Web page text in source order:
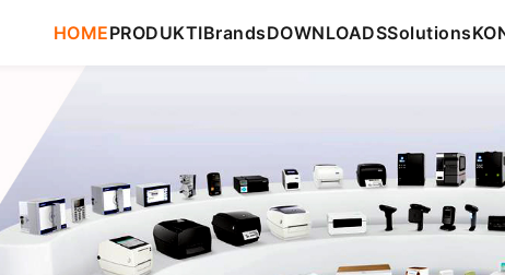
HOMEPRODUKTIBrandsDOWNLOADSSolutions